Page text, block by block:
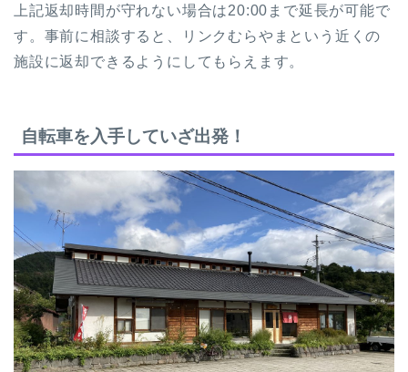
上記返却時間が守れない場合は20:00まで延長が可能で
す。事前に相談すると、リンクむらやまという近くの
施設に返却できるようにしてもらえます。
自転車を入手していざ出発！